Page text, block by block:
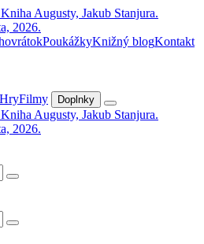
PoukážkyKnižný blogKontakt
HryFilmy Doplnky